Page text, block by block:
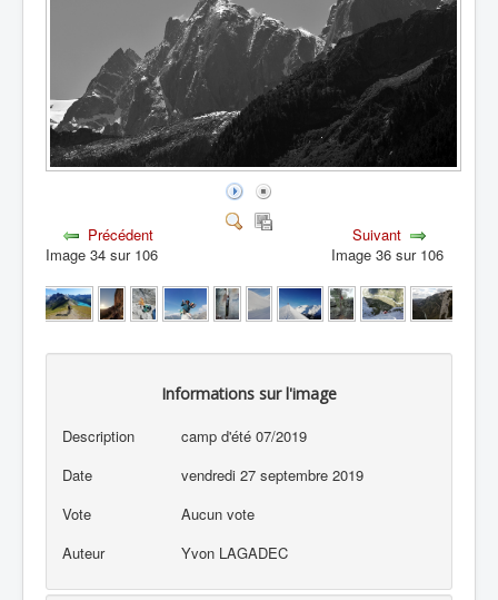
Précédent
Image 34 sur 106
Suivant
Image 36 sur 106
Informations sur l'image
Description
camp d'été 07/2019
Date
vendredi 27 septembre 2019
Vote
Aucun vote
Auteur
Yvon LAGADEC